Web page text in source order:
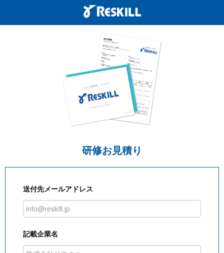
研修お見積り
送付先メールアドレス
記載企業名